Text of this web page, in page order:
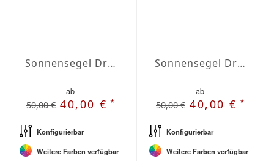
Sonnensegel Dreieck gleichschenklig Wasserabweisend Agora 7 x 7 x 7m
ab
50,00 € 40,00 €*
Konfigurierbar
Weitere Farben verfügbar
Sonnensegel Dreieck gleichschenklig Wasserabweisend Olefin 3 x 3 x 3m
ab
50,00 € 40,00 €*
Konfigurierbar
Weitere Farben verfügbar